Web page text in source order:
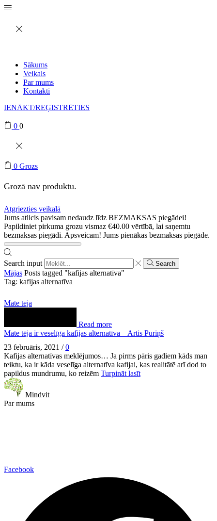
Sākums
Veikals
Par mums
Kontakti
IENĀKT/REĢISTRĒTIES
0 0
0 Grozs
Grozā nav produktu.
Atgriezties veikalā
Jums atlicis pavisam nedaudz līdz BEZMAKSAS piegādei!
Papildiniet pirkuma grozu vismaz €40.00 vērtībā, lai saņemtu
bezmaksas piegādi. Apsveicam! Jums pienākas bezmaksas piegāde.
Search input Search
Mājas Posts tagged "kafijas alternatīva"
Tag: kafijas alternatīva
Mate tēja
Read more
Mate tēja ir veselīga kafijas alternatīva – Artis Puriņš
23 februāris, 2021 / 0
Kafijas alternatīvas meklējumos… Ja pirms pāris gadiem kāds man
teiktu, ka ir kāda veselīga alternatīva kafijai, kas realitātē arī dod to
papildus mundrumu, ko reizēm Turpināt lasīt
Mindvit
Par mums
Facebook